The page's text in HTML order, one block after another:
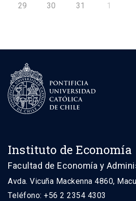
29 30 31 1
Instituto de Economía
Facultad de Economía y
Avda. Vicuña Mackenna 4860,
Teléfono: +56 2 2354 4303